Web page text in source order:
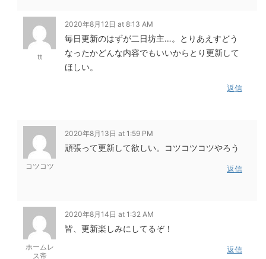
tt
2020年8月12日 at 8:13 AM
毎日更新のはずが二日坊主…。とりあえすどう
なったかどんな内容でもいいからとり更新して
ほしい。
返信
コツコツ
2020年8月13日 at 1:59 PM
頑張って更新して欲しい。コツコツコツやろう
返信
ホームレ
ス帝
2020年8月14日 at 1:32 AM
皆、更新楽しみにしてるぞ！
返信